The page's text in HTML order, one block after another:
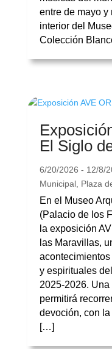
entre de mayo
interior del
Colección
El Siglo
6/20/2026 - 12/8/
Municipal, Plaza
En el Museo
(Palacio de los
la exposición
las Maravillas,
y espirituales
2025-2026.
permitirá
devoción, con
[…]